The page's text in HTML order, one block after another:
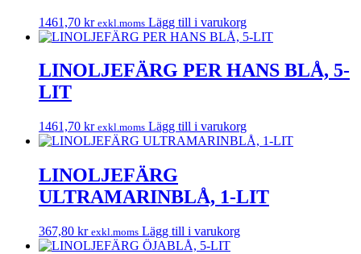
1461,70 kr exkl.moms Lägg till i varukorg
LINOLJEFÄRG PER HANS BLÅ, 5-
LIT
1461,70 kr exkl.moms Lägg till i varukorg
LINOLJEFÄRG
ULTRAMARINBLÅ, 1-LIT
367,80 kr exkl.moms Lägg till i varukorg